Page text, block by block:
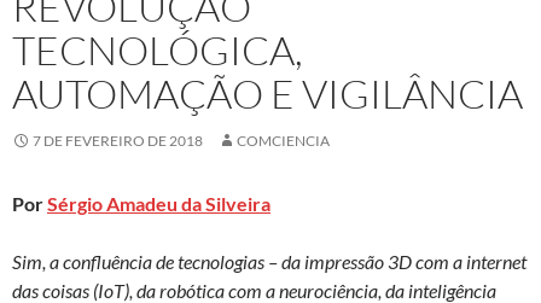
TECNOLÓGICA,
AUTOMAÇÃO E VIGILÂNCIA
7 DE FEVEREIRO DE 2018 COMCIENCIA
PorSérgio Amadeu da Silveira
Sim, a confluência de tecnologias – da impressão 3D com a internet
das coisas (IoT), da robótica com a neurociência, da inteligência